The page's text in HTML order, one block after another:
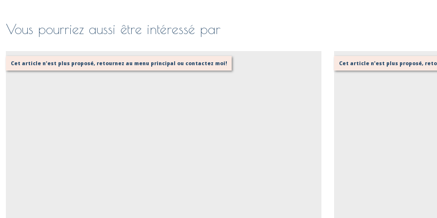
Vous pourriez aussi être intéressé par
Cet article n'est plus proposé, retournez au menu principal ou contactez moi! Cet article n'est plus proposé,